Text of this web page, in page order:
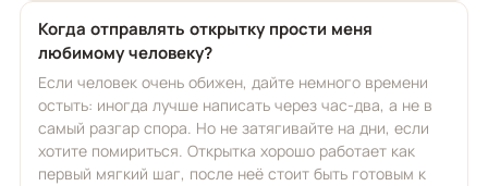
Когда отправлять открытку прости меня
любимому человеку?
Если человек очень обижен, дайте немного времени
остыть: иногда лучше написать через час-два, а не в
самый разгар спора. Но не затягивайте на дни, если
хотите помириться. Открытка хорошо работает как
первый мягкий шаг, после неё стоит быть готовым к